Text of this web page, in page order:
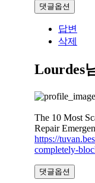
댓글옵션
답변
삭제
Lourdes
The 10 Most
Repair
https://
completely-
댓글옵션